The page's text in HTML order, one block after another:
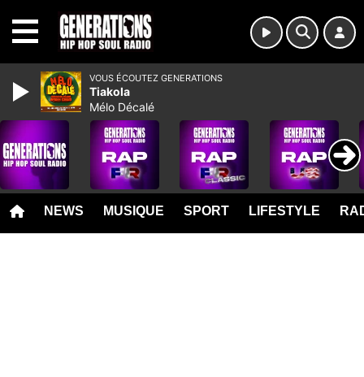
NEWS MUSIQUE SPORT LIFESTYLE
VOUS ÉCOUTEZ GENERATIONS
Tiakola
Mélo Décalé